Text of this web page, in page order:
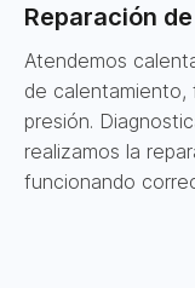
Reparación
Atendemos
de calentamiento,
presión.
realizamos la
funcionando